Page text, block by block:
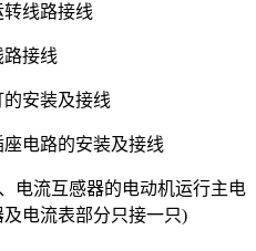
线路接线
接线
安装及接线
电路的安装及接线
电流互感器的电动机运行主电
电流表部分只接一只)